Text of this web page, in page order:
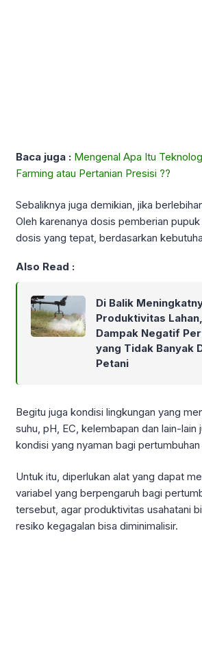
Baca juga : Mengenal Apa Itu
Farming atau Pertanian Presisi ??
Sebaliknya juga demikian, jika
Oleh karenanya dosis pemberian
dosis yang tepat, berdasarkan
Also Read :
Di Balik
Produktivitas
Dampak Negatif
yang Tidak Banyak
Petani
Begitu juga kondisi lingkungan yang
suhu, pH, EC, kelembapan dan lain-lain
kondisi yang nyaman bagi pertumbuhan
Untuk itu, diperlukan alat yang dapat
variabel yang berpengaruh bagi
tersebut, agar produktivitas usahatani
resiko kegagalan bisa diminimalisir.